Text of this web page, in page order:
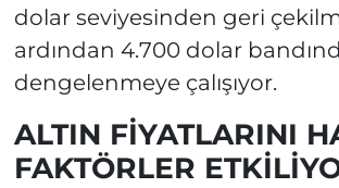
dolar seviyesinden geri
ardından 4.700 dolar
dengelenmeye çalışıyor.
ALTIN FİYATLARINI
FAKTÖRLER